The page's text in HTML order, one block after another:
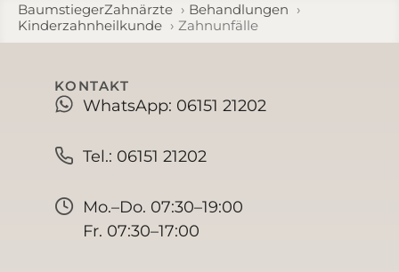
BaumstiegerZahnärzte
Behandlungen
Kinderzahnheilkunde
Zahnunfälle
KONTAKT
WhatsApp: 06151 21202
Tel.: 06151 21202
Mo.–Do. 07:30–19:00
Fr. 07:30–17:00